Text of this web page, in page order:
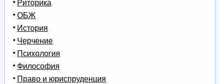
Риторика
ОБЖ
История
Черчение
Психология
Философия
Право и юриспруденция